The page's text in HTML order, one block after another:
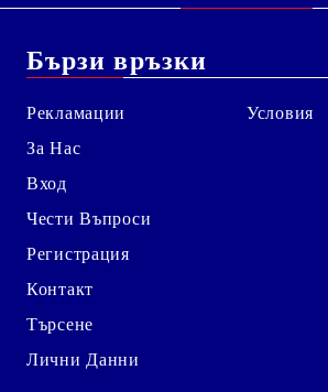
Бързи връзки
Рекламации
За Нас
Вход
Чести Въпроси
Регистрация
Контакт
Търсене
Лични Данни
Условия